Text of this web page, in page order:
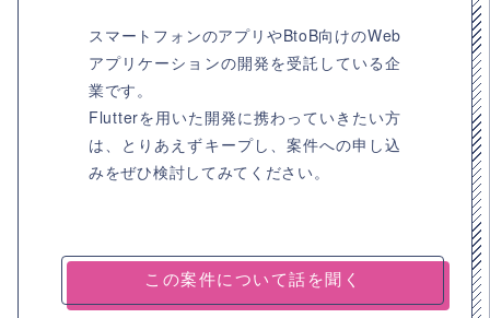
スマートフォンのアプリやBtoB向けのWeb
アプリケーションの開発を受託している企
業です。
Flutterを用いた開発に携わっていきたい方
は、とりあえずキープし、案件への申し込
みをぜひ検討してみてください。